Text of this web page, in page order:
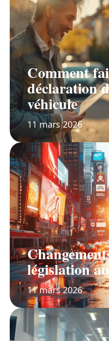
Comment
déclaration
véhicule
11 mars 2026
législation
11 mars 2026